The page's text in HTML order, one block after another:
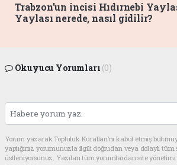
Trabzon’un incisi Hıdırnebi
Yaylası nerede, nasıl gidilir?
Okuyucu Yorumları (0)
Yorum yazarak Topluluk Kuralları’nı kabul etmiş
yaptığınız yorumunuzla ilgili doğrudan veya dolaylı tüm
üstleniyorsunuz. Yazılan tüm yorumlardan site